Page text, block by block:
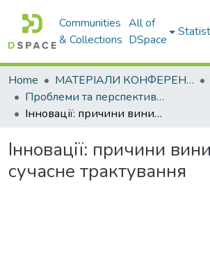
Communities
& Collections
All of
DSpace
Home МАТЕРІАЛИ КОНФЕРЕНЦІЙ
Проблеми та перспективи розвитку підприємництва
Інновації: причини виникнення та сучасне трактування
Інновації: причини
сучасне трактування